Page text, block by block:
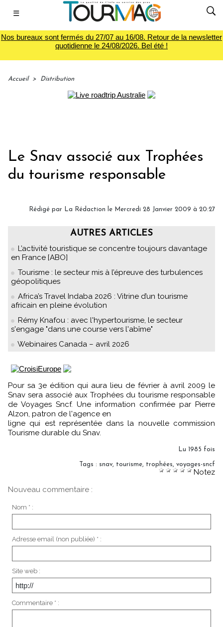
☰
Nos bureaux sont fermés du 27/07 au 16/08. Retour de la newsletter
quotidienne le 24/08/2026. Bel été !
Accueil > Distribution
Le Snav associé aux Trophées
du tourisme responsable
Rédigé par La Rédaction le Mercredi 28 Janvier 2009 à 20:27
AUTRES ARTICLES
L’activité touristique se concentre toujours davantage
en France [ABO]
Tourisme : le secteur mis à l’épreuve des turbulences
géopolitiques
Africa’s Travel Indaba 2026 : Vitrine d’un tourisme
africain en pleine évolution
Rémy Knafou : avec l'hypertourisme, le secteur
s'engage "dans une course vers l'abîme"
Webinaires Canada – avril 2026
Pour sa 3e édition qui aura lieu de février à avril 2009 le
Snav sera associé aux Trophées du tourisme responsable
de Voyages Sncf. Une information confirmée par Pierre
Alzon, patron de l'agence en
ligne qui est représentée dans la nouvelle commission
Tourisme durable du Snav.
Lu 1985 fois
Tags : snav, tourisme, trophées, voyages-sncf
Notez
Nouveau commentaire :
Nom * :
Adresse email (non publiée) * :
Site web :
Commentaire * :